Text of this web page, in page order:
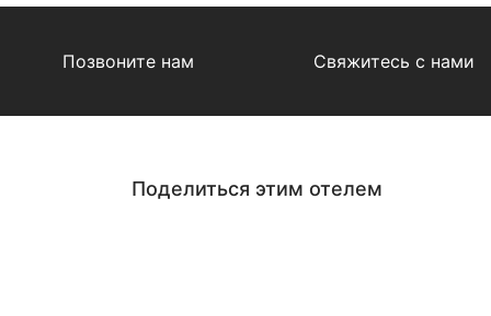
Позвоните нам Свяжитесь с нами
Поделиться этим отелем